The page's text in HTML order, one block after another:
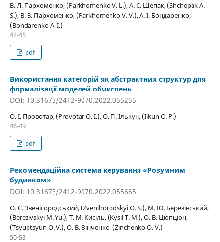
В. Л. Пархоменко, (Parkhomenko V. L.), А. С. Щепак, (Shchepak A.
S.), В. В. Пархоменко, (Parkhomenko V. V.), А. І. Бондаренко,
(Bondarenko A. I.)
42-45
pdf
Використання категорій як абстрактних структур для
формалізації моделей обчислень
DOI: 10.31673/2412-9070.2022.055255
О. І. Провотар, (Provotar O. I.), О. П. Ількун, (Ilkun O. P.)
46-49
pdf
Рекомендаційна система керування «Розумним
будинком»
DOI: 10.31673/2412-9070.2022.055665
О. С. Звенігородський, (Zvenihorodskyi O. S.), М. Ю. Березівський,
(Berezivskyi M. Yu.), Т. М. Кисіль, (Kysil T. M.), О. В. Цюпцюн,
(Tsyuptsyun O. V.), О. В. Зінченко, (Zinchenko O. V.)
50-53